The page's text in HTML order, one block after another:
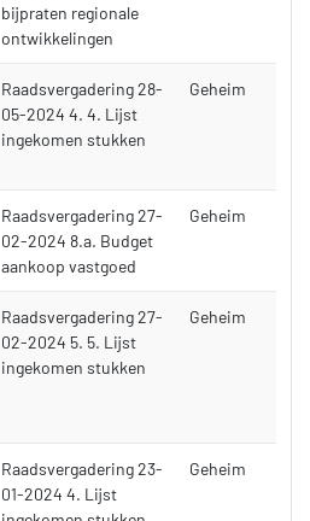
bijpraten regionale
ontwikkelingen
Raadsvergadering 28-
05-2024 4. 4. Lijst
ingekomen stukken
Geheim
Raadsvergadering 27-
02-2024 8.a. Budget
aankoop vastgoed
Geheim
Raadsvergadering 27-
02-2024 5. 5. Lijst
ingekomen stukken
Geheim
Raadsvergadering 23-
01-2024 4. Lijst
Geheim